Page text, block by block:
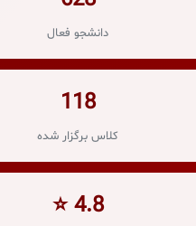
دانشجو فعال
118
کلاس برگزار شده
4.8 ⭐